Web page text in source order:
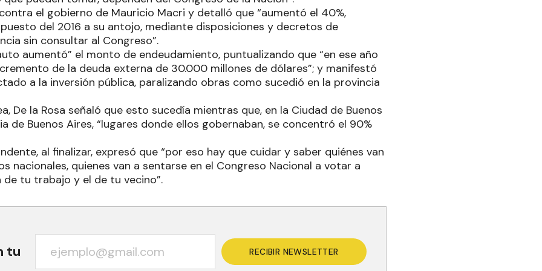
el gobierno de Mauricio Macri y detalló que “aumentó el 40%,
del 2016 a su antojo, mediante disposiciones y decretos de
sin consultar al Congreso”.
aumentó” el monto de endeudamiento, puntualizando que “en ese año
de la deuda externa de 30.000 millones de dólares”; y manifestó
a la inversión pública, paralizando obras como sucedió en la provincia
De la Rosa señaló que esto sucedía mientras que, en la Ciudad de Buenos
de Buenos Aires, “lugares donde ellos gobernaban, se concentró el 90%
al finalizar, expresó que “por eso hay que cuidar y saber quiénes van
nacionales, quienes van a sentarse en el Congreso Nacional a votar a
tu trabajo y el de tu vecino”.
tu RECIBIR NEWSLETTER